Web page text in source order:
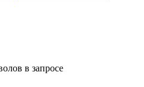
в запросе